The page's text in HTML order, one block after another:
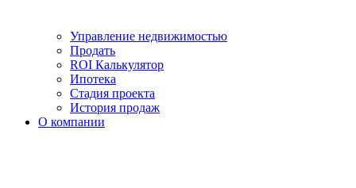
Управление недвижимостью
Продать
ROI Калькулятор
Ипотека
Стадия проекта
История продаж
О компании